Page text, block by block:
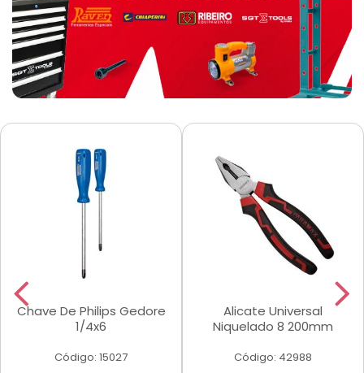
Chave De Philips Gedore
1/4x6
Código: 15027
Alicate Universal
Niquelado 8 200mm
Código: 42988